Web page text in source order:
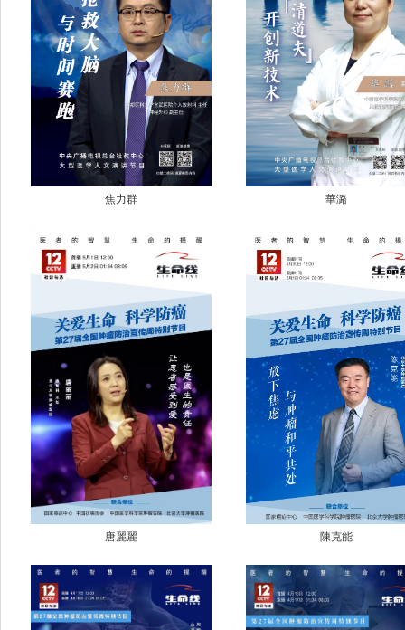
焦力群 華潞
唐麗麗 陳克能